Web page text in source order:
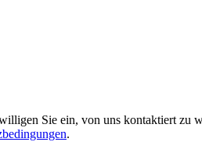
Sie ein, von uns kontaktiert zu
.